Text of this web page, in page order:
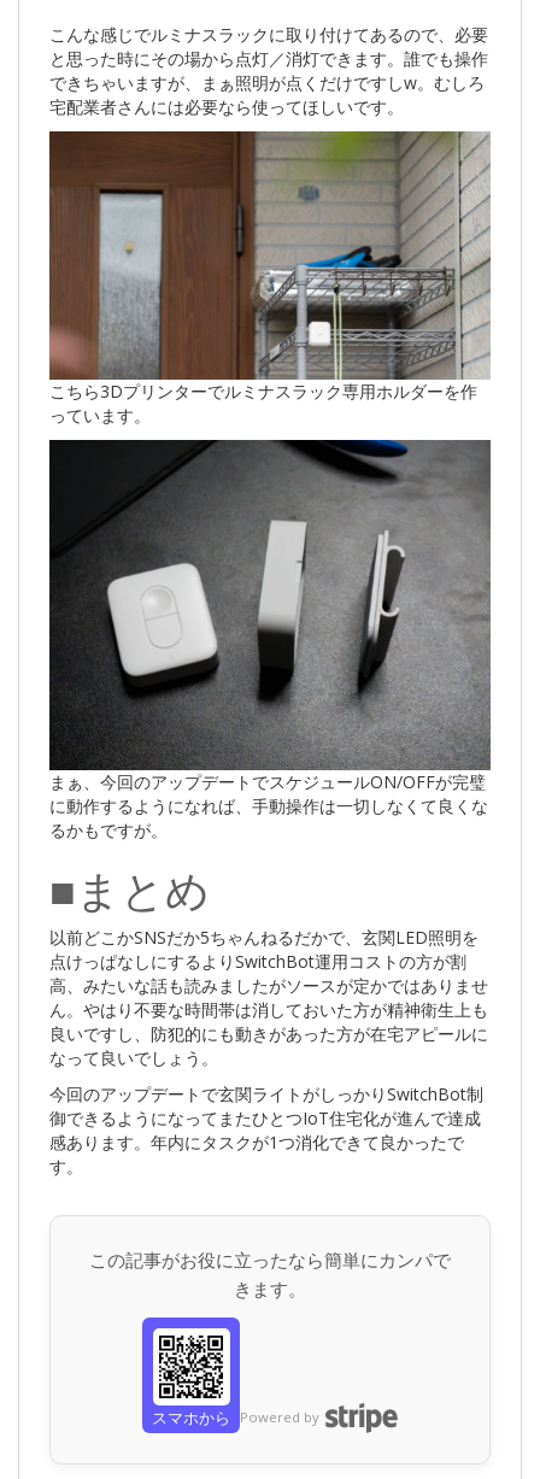
こんな感じでルミナスラックに取り付けてあるので、必要
と思った時にその場から点灯／消灯できます。誰でも操作
できちゃいますが、まぁ照明が点くだけですしw。むしろ
宅配業者さんには必要なら使ってほしいです。
こちら3Dプリンターでルミナスラック専用ホルダーを作
っています。
まぁ、今回のアップデートでスケジュールON/OFFが完璧
に動作するようになれば、手動操作は一切しなくて良くな
るかもですが。
■まとめ
以前どこかSNSだか5ちゃんねるだかで、玄関LED照明を
点けっぱなしにするよりSwitchBot運用コストの方が割
高、みたいな話も読みましたがソースが定かではありませ
ん。やはり不要な時間帯は消しておいた方が精神衛生上も
良いですし、防犯的にも動きがあった方が在宅アピールに
なって良いでしょう。
今回のアップデートで玄関ライトがしっかりSwitchBot制
御できるようになってまたひとつIoT住宅化が進んで達成
感あります。年内にタスクが1つ消化できて良かったで
す。
この記事がお役に立ったなら簡単にカンパで
きます。
スマホから Powered by